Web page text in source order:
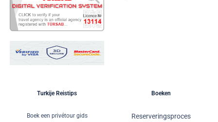
Turkije Reistips
Boek een privétour gids
Boeken
Reserveringsproces